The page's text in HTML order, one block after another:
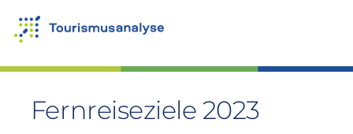
Inhalt
Fernreiseziele 2023